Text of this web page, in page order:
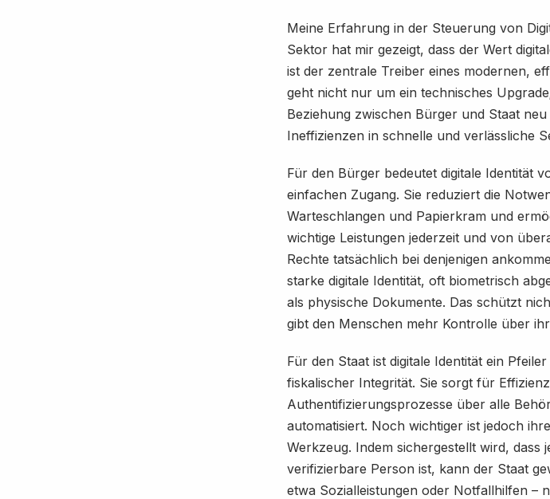
Meine Erfahrung in der Steuerung von
Sektor hat mir gezeigt, dass der Wert
ist der zentrale Treiber eines modernen,
geht nicht nur um ein technisches
Beziehung zwischen Bürger und Staat
Ineffizienzen in schnelle und verlässliche
Für den Bürger bedeutet digitale Identität
einfachen Zugang. Sie reduziert die
Warteschlangen und Papierkram und
wichtige Leistungen jederzeit und von
Rechte tatsächlich bei denjenigen
starke digitale Identität, oft biometrisch
als physische Dokumente. Das schützt
gibt den Menschen mehr Kontrolle über
Für den Staat ist digitale Identität ein
fiskalischer Integrität. Sie sorgt für
Authentifizierungsprozesse über alle
automatisiert. Noch wichtiger ist jedoch
Werkzeug. Indem sichergestellt wird, dass
verifizierbare Person ist, kann der Staat
etwa Sozialleistungen oder Notfallhilfen –